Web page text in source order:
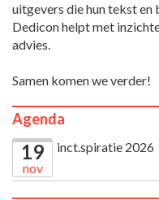
uitgevers die hun tekst
Dedicon helpt met
advies.
Samen komen we verder!
Agenda
19
nov
inct.spiratie 2026